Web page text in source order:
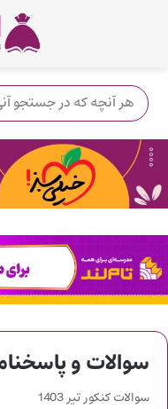
سوالات و پاسخنامه
سوالات کنکور تیر 1403